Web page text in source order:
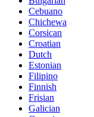
Cebuano
Chichewa
Corsican
Croatian
Dutch
Estonian
Filipino
Finnish
Frisian
Galician